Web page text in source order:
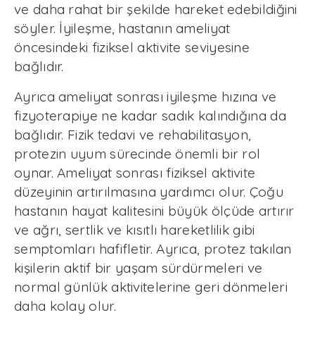
ve daha rahat bir şekilde hareket edebildiğini
söyler. İyileşme, hastanın ameliyat
öncesindeki fiziksel aktivite seviyesine
bağlıdır.
Ayrıca ameliyat sonrası iyileşme hızına ve
fizyoterapiye ne kadar sadık kalındığına da
bağlıdır. Fizik tedavi ve rehabilitasyon,
protezin uyum sürecinde önemli bir rol
oynar. Ameliyat sonrası fiziksel aktivite
düzeyinin artırılmasına yardımcı olur. Çoğu
hastanın hayat kalitesini büyük ölçüde artırır
ve ağrı, sertlik ve kısıtlı hareketlilik gibi
semptomları hafifletir. Ayrıca, protez takılan
kişilerin aktif bir yaşam sürdürmeleri ve
normal günlük aktivitelerine geri dönmeleri
daha kolay olur.